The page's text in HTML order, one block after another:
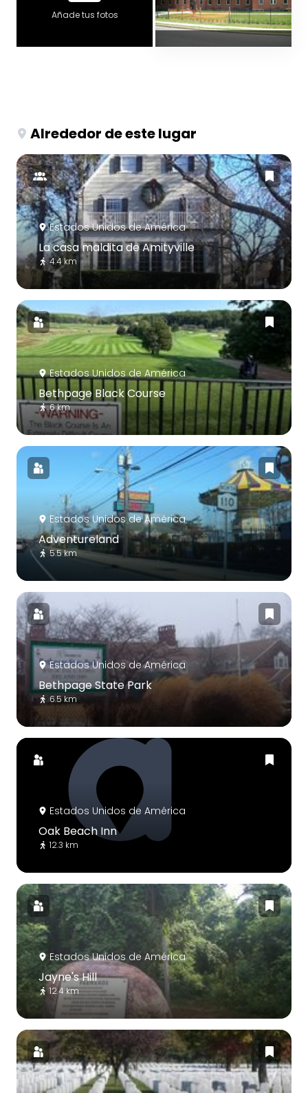
Añade tus fotos
Alrededor de este lugar
Estados Unidos de América
La casa maldita de Amityville
4.4 km
Estados Unidos de América
Bethpage Black Course
6 km
Estados Unidos de América
Adventureland
5.5 km
Estados Unidos de América
Bethpage State Park
6.5 km
Estados Unidos de América
Oak Beach Inn
12.3 km
Estados Unidos de América
Jayne's Hill
12.4 km